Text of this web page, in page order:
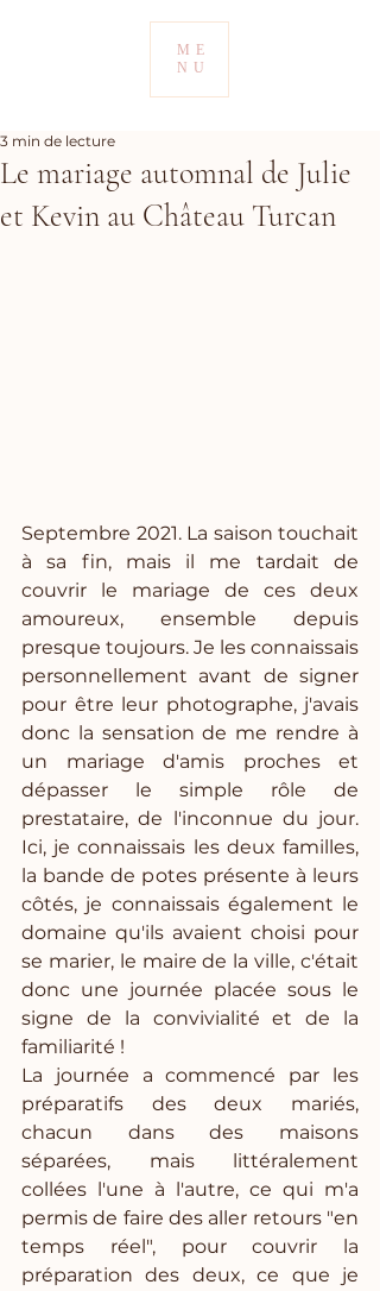
ME
NU
Le mariage automnal de Julie
et Kevin au Château Turcan
3 min de lecture
Septembre 2021. La saison touchait
à sa fin, mais il me tardait de
couvrir le mariage de ces deux
amoureux, ensemble depuis
presque toujours. Je les connaissais
personnellement avant de signer
pour être leur photographe, j'avais
donc la sensation de me rendre à
un mariage d'amis proches et
dépasser le simple rôle de
prestataire, de l'inconnue du jour.
Ici, je connaissais les deux familles,
la bande de potes présente à leurs
côtés, je connaissais également le
domaine qu'ils avaient choisi pour
se marier, le maire de la ville, c'était
donc une journée placée sous le
signe de la convivialité et de la
familiarité !
La journée a commencé par les
préparatifs des deux mariés,
chacun dans des maisons
séparées, mais littéralement
collées l'une à l'autre, ce qui m'a
permis de faire des aller retours "en
temps réel", pour couvrir la
préparation des deux, ce que je